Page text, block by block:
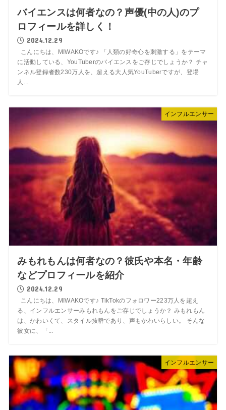
バイエンスは何者なの？声優(中の人)のプ
ロフィールを詳しく！
2024.12.29
こんにちは、MIWAKOです♪ 「人類の好奇心を刺激する」をテーマ
に活動している、YouTuberのバイエンスをご存じでしょうか？ チャ
ンネル登録者数230万人を、超える大人気YouTuberですが、登場
人...
インフルエンサー
みもれもんは何者なの？彼氏や本名・年齢
などプロフィールを紹介
2024.12.29
こんにちは、MIWAKOです♪ TikTokのフォロワー223万人を超え
る、インフルエンサーみもれもんをご存じでしょうか？ みもれもん
は、かわいくて、スタイル抜群であり、声もかわいらしい。 そんな
彼女に、「...
インフルエンサー